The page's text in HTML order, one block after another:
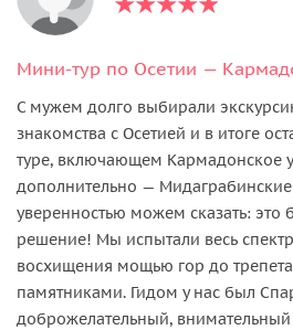
С мужем долго выбирали
знакомства с Осетией и в итоге
туре, включающем Кармадонское
дополнительно —
уверенностью можем сказать: это
решение! Мы испытали весь
восхищения мощью гор до
памятниками. Гидом у нас был
доброжелательный,